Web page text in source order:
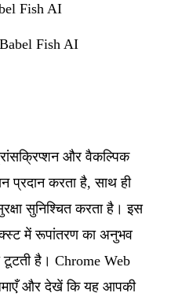
Fish AI
Babel Fish AI
और वैकल्पिक
प्रदान करता है, साथ ही
सुनिश्चित करता है। इस
में रूपांतरण का अनुभव
टूटती है। Chrome Web
और देखें कि यह आपकी